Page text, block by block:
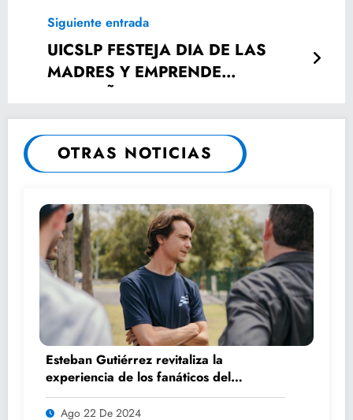
Siguiente entrada
UICSLP FESTEJA DIA DE LAS
MADRES Y EMPRENDE
CAMPAÑA DE “VALORES
INTERCULTURALES”.
OTRAS NOTICIAS
Esteban Gutiérrez revitaliza la
experiencia de los fanáticos del
automovilismo con DRIVER 1
Ago 22 De 2024